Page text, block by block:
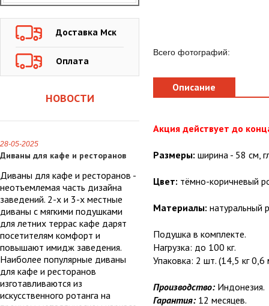
Доставка Мск
Оплата
НОВОСТИ
28-05-2025
Диваны для кафе и ресторанов
Диваны для кафе и ресторанов -
неотъемлемая часть дизайна
заведений. 2-х и 3-х местные
диваны с мягкими подушками
для летних террас кафе дарят
посетителям комфорт и
повышают имидж заведения.
Наиболее популярные диваны
для кафе и ресторанов
изготавливаются из
искусственного ротанга на
Всего фотографий:
Описание
Акция действует до
Размеры: ширина - 58 см,
Цвет: тёмно-коричневый
Материалы: натуральный
Подушка в комплекте.
Нагрузка: до 100 кг.
Упаковка: 2 шт. (14,5 кг 0,6
Производство:Индонезия.
Гарантия:12 месяцев.